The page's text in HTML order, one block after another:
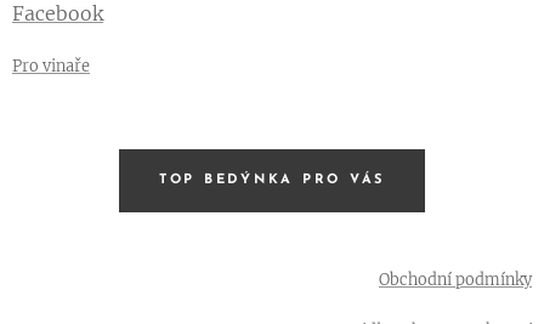
Facebook
Pro vinaře
TOP BEDÝNKA PRO VÁS
Obchodní podmínky